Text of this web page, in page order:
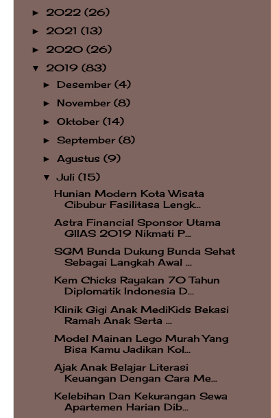
► 2022 (26)
► 2021 (13)
► 2020 (26)
▼ 2019 (83)
►Desember(4)
►November(8)
►Oktober(14)
►September(8)
►Agustus(9)
▼Juli(15)
Hunian Modern Kota Wisata
Cibubur Fasilitasa Lengk...
Astra Financial Sponsor Utama
GIIAS 2019 Nikmati P...
SGM Bunda Dukung Bunda Sehat
Sebagai Langkah Awal ...
Kem Chicks Rayakan 70 Tahun
Diplomatik Indonesia D...
Klinik Gigi Anak MediKids Bekasi
Ramah Anak Serta ...
Model Mainan Lego Murah Yang
Bisa Kamu Jadikan Kol...
Ajak Anak Belajar Literasi
Keuangan Dengan Cara Me...
Kelebihan Dan Kekurangan Sewa
Apartemen Harian Dib...